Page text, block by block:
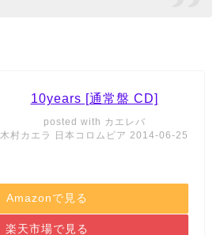
10years [通常盤 CD]
posted with カエレバ
木村カエラ 日本コロムビア 2014-06-25
Amazonで見る
楽天市場で見る